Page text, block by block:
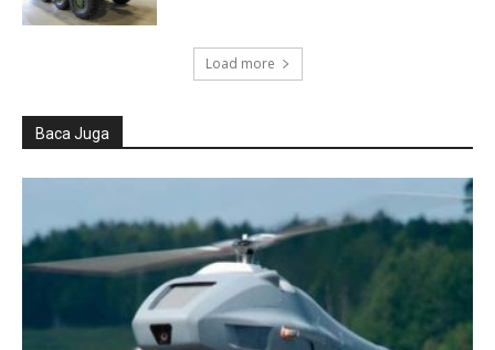
Load more
Baca Juga